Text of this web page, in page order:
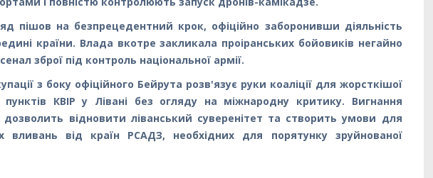
пішов на безпрецедентний крок, офіційно заборонивши діяльність
країни. Влада вкотре закликала проіранських бойовиків негайно
зброї під контроль національної армії.
з боку офіційного Бейрута розв'язує руки коаліції для жорсткішої
пунктів КВІР у Лівані без огляду на міжнародну критику. Вигнання
дозволить відновити ліванський суверенітет та створить умови для
вливань від країн РСАДЗ, необхідних для порятунку зруйнованої